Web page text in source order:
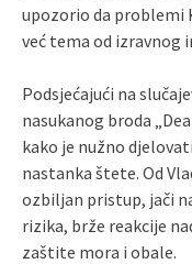
upozorio da problemi
već tema od izravnog
Podsjećajući na
nasukanog broda
kako je nužno
nastanka štete. Od
ozbiljan pristup, jači
rizika, brže reakcije
zaštite mora i obale.